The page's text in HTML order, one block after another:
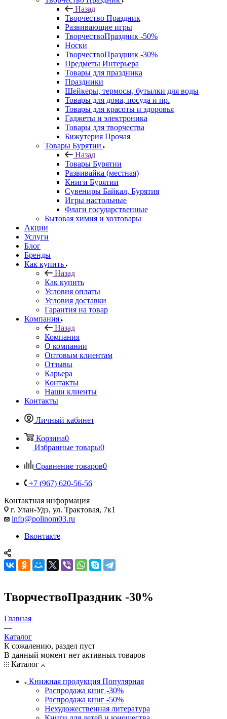
Назад
Творчество Праздник
Развивающие игры
ТворчествоПраздник -50%
Носки
ТворчествоПраздник -30%
Предметы Интерьера
Товары для праздника
Праздники
Шейкеры, термосы, бутылки для воды
Товары для дома, посуда и пр.
Товары для красоты и здоровья
Гаджеты и электроника
Товары для творчества
Бижутерия Прочая
Товары Бурятии
Назад
Товары Бурятии
Развивайка (местная)
Книги Бурятии
Сувениры Байкал, Бурятия
Игры настольные
Флаги государственные
Бытовая химия и хозтовары
Акции
Услуги
Блог
Бренды
Как купить
Назад
Как купить
Условия оплаты
Условия доставки
Гарантия на товар
Компания
Назад
Компания
О компании
Оптовым клиентам
Отзывы
Карьера
Контакты
Наши клиенты
Контакты
Личный кабинет
Корзина0
Избранные товары0
Сравнение товаров0
+7 (967) 620-56-56
Контактная информация
г. Улан-Удэ, ул. Трактовая, 7к1
info@polinom03.ru
Вконтакте
ТворчествоПраздник -30%
Главная
—
Каталог
К сожалению, раздел пуст
В данный момент нет активных товаров
Каталог
Книжная продукция Популярная
Распродажа книг -30%
Распродажа книг -50%
Нехудожественная литература